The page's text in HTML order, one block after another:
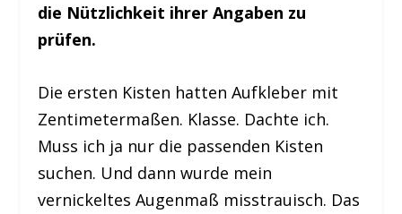
die Nützlichkeit ihrer Angaben zu
prüfen.
Die ersten Kisten hatten Aufkleber mit
Zentimetermaßen. Klasse. Dachte ich.
Muss ich ja nur die passenden Kisten
suchen. Und dann wurde mein
vernickeltes Augenmaß misstrauisch. Das